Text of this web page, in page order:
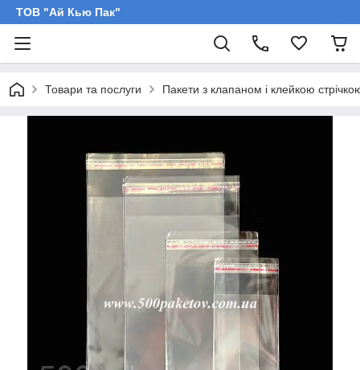
ТОВ "Ай Кью Пак"
Товари та послуги Пакети з клапаном і клейкою